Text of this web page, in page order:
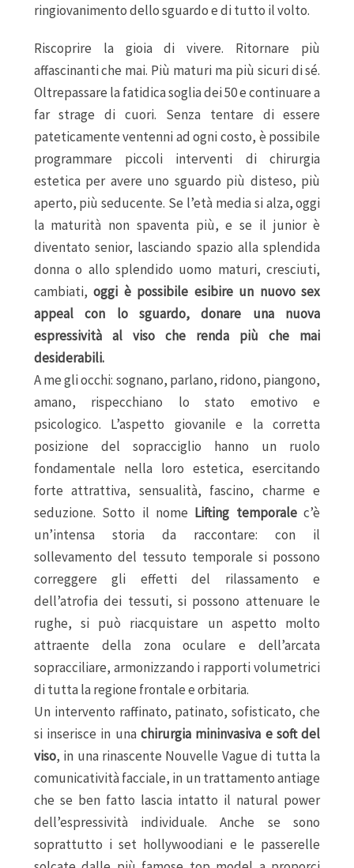
ringiovanimento dello sguardo e di tutto il volto.
Riscoprire la gioia di vivere. Ritornare più
affascinanti che mai. Più maturi ma più sicuri di sé.
Oltrepassare la fatidica soglia dei 50 e continuare a
far strage di cuori. Senza tentare di essere
pateticamente ventenni ad ogni costo, è possibile
programmare piccoli interventi di chirurgia
estetica per avere uno sguardo più disteso, più
aperto, più seducente. Se l’età media si alza, oggi
la maturità non spaventa più, e se il junior è
diventato senior, lasciando spazio alla splendida
donna o allo splendido uomo maturi, cresciuti,
cambiati,oggi è possibile esibire un nuovo sex
appeal con lo sguardo, donare una nuova
espressività al viso che renda più che mai
desiderabili.
A me gli occhi: sognano, parlano, ridono, piangono,
amano, rispecchiano lo stato emotivo e
psicologico. L’aspetto giovanile e la corretta
posizione del sopracciglio hanno un ruolo
fondamentale nella loro estetica, esercitando
forte attrattiva, sensualità, fascino, charme e
seduzione. Sotto il nome Lifting temporalec’è
un’intensa storia da raccontare: con il
sollevamento del tessuto temporale si possono
correggere gli effetti del rilassamento e
dell’atrofia dei tessuti, si possono attenuare le
rughe, si può riacquistare un aspetto molto
attraente della zona oculare e dell’arcata
sopracciliare, armonizzando i rapporti volumetrici
di tutta la regione frontale e orbitaria.
Un intervento raffinato, patinato, sofisticato, che
si inserisce in una chirurgia mininvasiva e softdel
viso, in una rinascente Nouvelle Vague di tutta la
comunicatività facciale, in un trattamento antiage
che se ben fatto lascia intatto il natural power
dell’espressività individuale. Anche se sono
soprattutto i set hollywoodiani e le passerelle